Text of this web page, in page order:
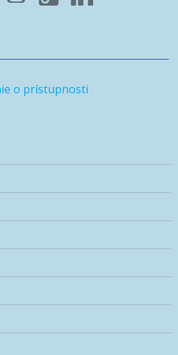
o prístupnosti